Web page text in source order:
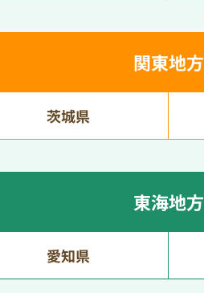
関東地方
茨城県
東海地方
愛知県